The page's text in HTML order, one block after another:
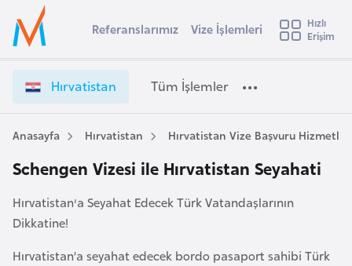
Ülke Seçimi
Başvuru yapmak istediğiniz ülkeyi seçin
Üye
Girişi
e
Referanslarımız Vize İşlemleri
Hızlı
Erişim
Hırvatistan Tüm İşlemler
Anasayfa Hırvatistan Hırvatistan Vize Başvuru
Schengen Vizesi ile Hırvatistan Seyahati
Hırvatistan'a Seyahat Edecek Türk Vatandaşlarının
Dikkatine!
Hırvatistan’a seyahat edecek bordo pasaport sahibi Türk
s
t
r
a
v
s